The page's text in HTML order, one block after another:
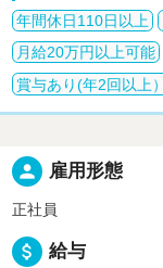
年間休日110日以上
月給20万円以上可能
賞与あり(年2回以上）
person 雇用形態
正社員
attach_money 給与